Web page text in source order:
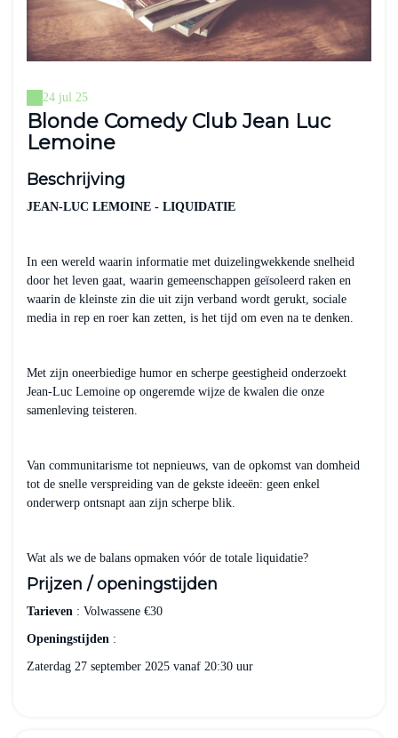
24 jul 25
Blonde Comedy Club Jean Luc
Lemoine
Beschrijving
JEAN-LUC LEMOINE - LIQUIDATIE
In een wereld waarin informatie met duizelingwekkende snelheid
door het leven gaat, waarin gemeenschappen geïsoleerd raken en
waarin de kleinste zin die uit zijn verband wordt gerukt, sociale
media in rep en roer kan zetten, is het tijd om even na te denken.
Met zijn oneerbiedige humor en scherpe geestigheid onderzoekt
Jean-Luc Lemoine op ongeremde wijze de kwalen die onze
samenleving teisteren.
Van communitarisme tot nepnieuws, van de opkomst van domheid
tot de snelle verspreiding van de gekste ideeën: geen enkel
onderwerp ontsnapt aan zijn scherpe blik.
Wat als we de balans opmaken vóór de totale liquidatie?
Prijzen / openingstijden
Tarieven : Volwassene €30
Openingstijden :
Zaterdag 27 september 2025 vanaf 20:30 uur